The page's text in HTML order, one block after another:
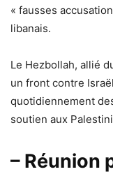
« fausses
libanais.
Le Hezbollah, allié
un front contre
quotidiennement
soutien aux
– Réunion